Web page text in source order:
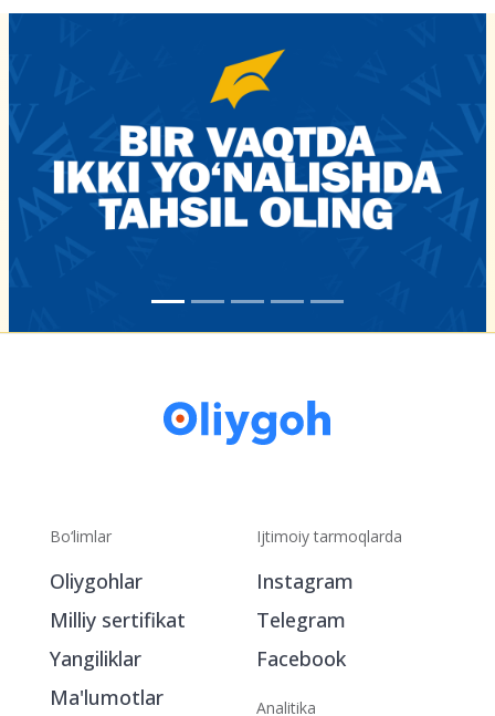
Bo‘limlar
Oliygohlar
Milliy sertifikat
Ijtimoiy tarmoqlarda
Instagram
Telegram